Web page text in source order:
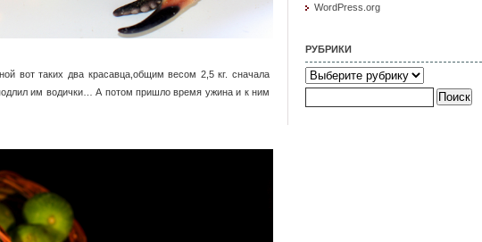
вот таких два красавца,общим весом 2,5 кг. сначала
им водички… А потом пришло время ужина и к ним
WordPress.org
РУБРИКИ
Рубрики
Найти: